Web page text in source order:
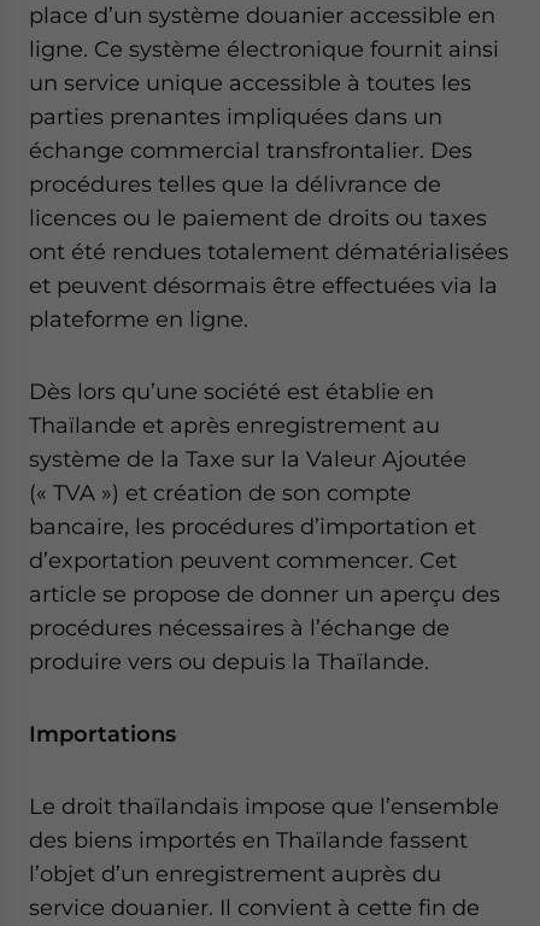
place d’un système douanier accessible en
ligne. Ce système électronique fournit ainsi
un service unique accessible à toutes les
parties prenantes impliquées dans un
échange commercial transfrontalier. Des
procédures telles que la délivrance de
licences ou le paiement de droits ou taxes
ont été rendues totalement dématérialisées
et peuvent désormais être effectuées via la
plateforme en ligne.
Dès lors qu’une société est établie en
Thaïlande et après enregistrement au
système de la Taxe sur la Valeur Ajoutée
(« TVA ») et création de son compte
bancaire, les procédures d’importation et
d’exportation peuvent commencer. Cet
article se propose de donner un aperçu des
procédures nécessaires à l’échange de
produire vers ou depuis la Thaïlande.
Importations
Le droit thaïlandais impose que l’ensemble
des biens importés en Thaïlande fassent
l’objet d’un enregistrement auprès du
service douanier. Il convient à cette fin de